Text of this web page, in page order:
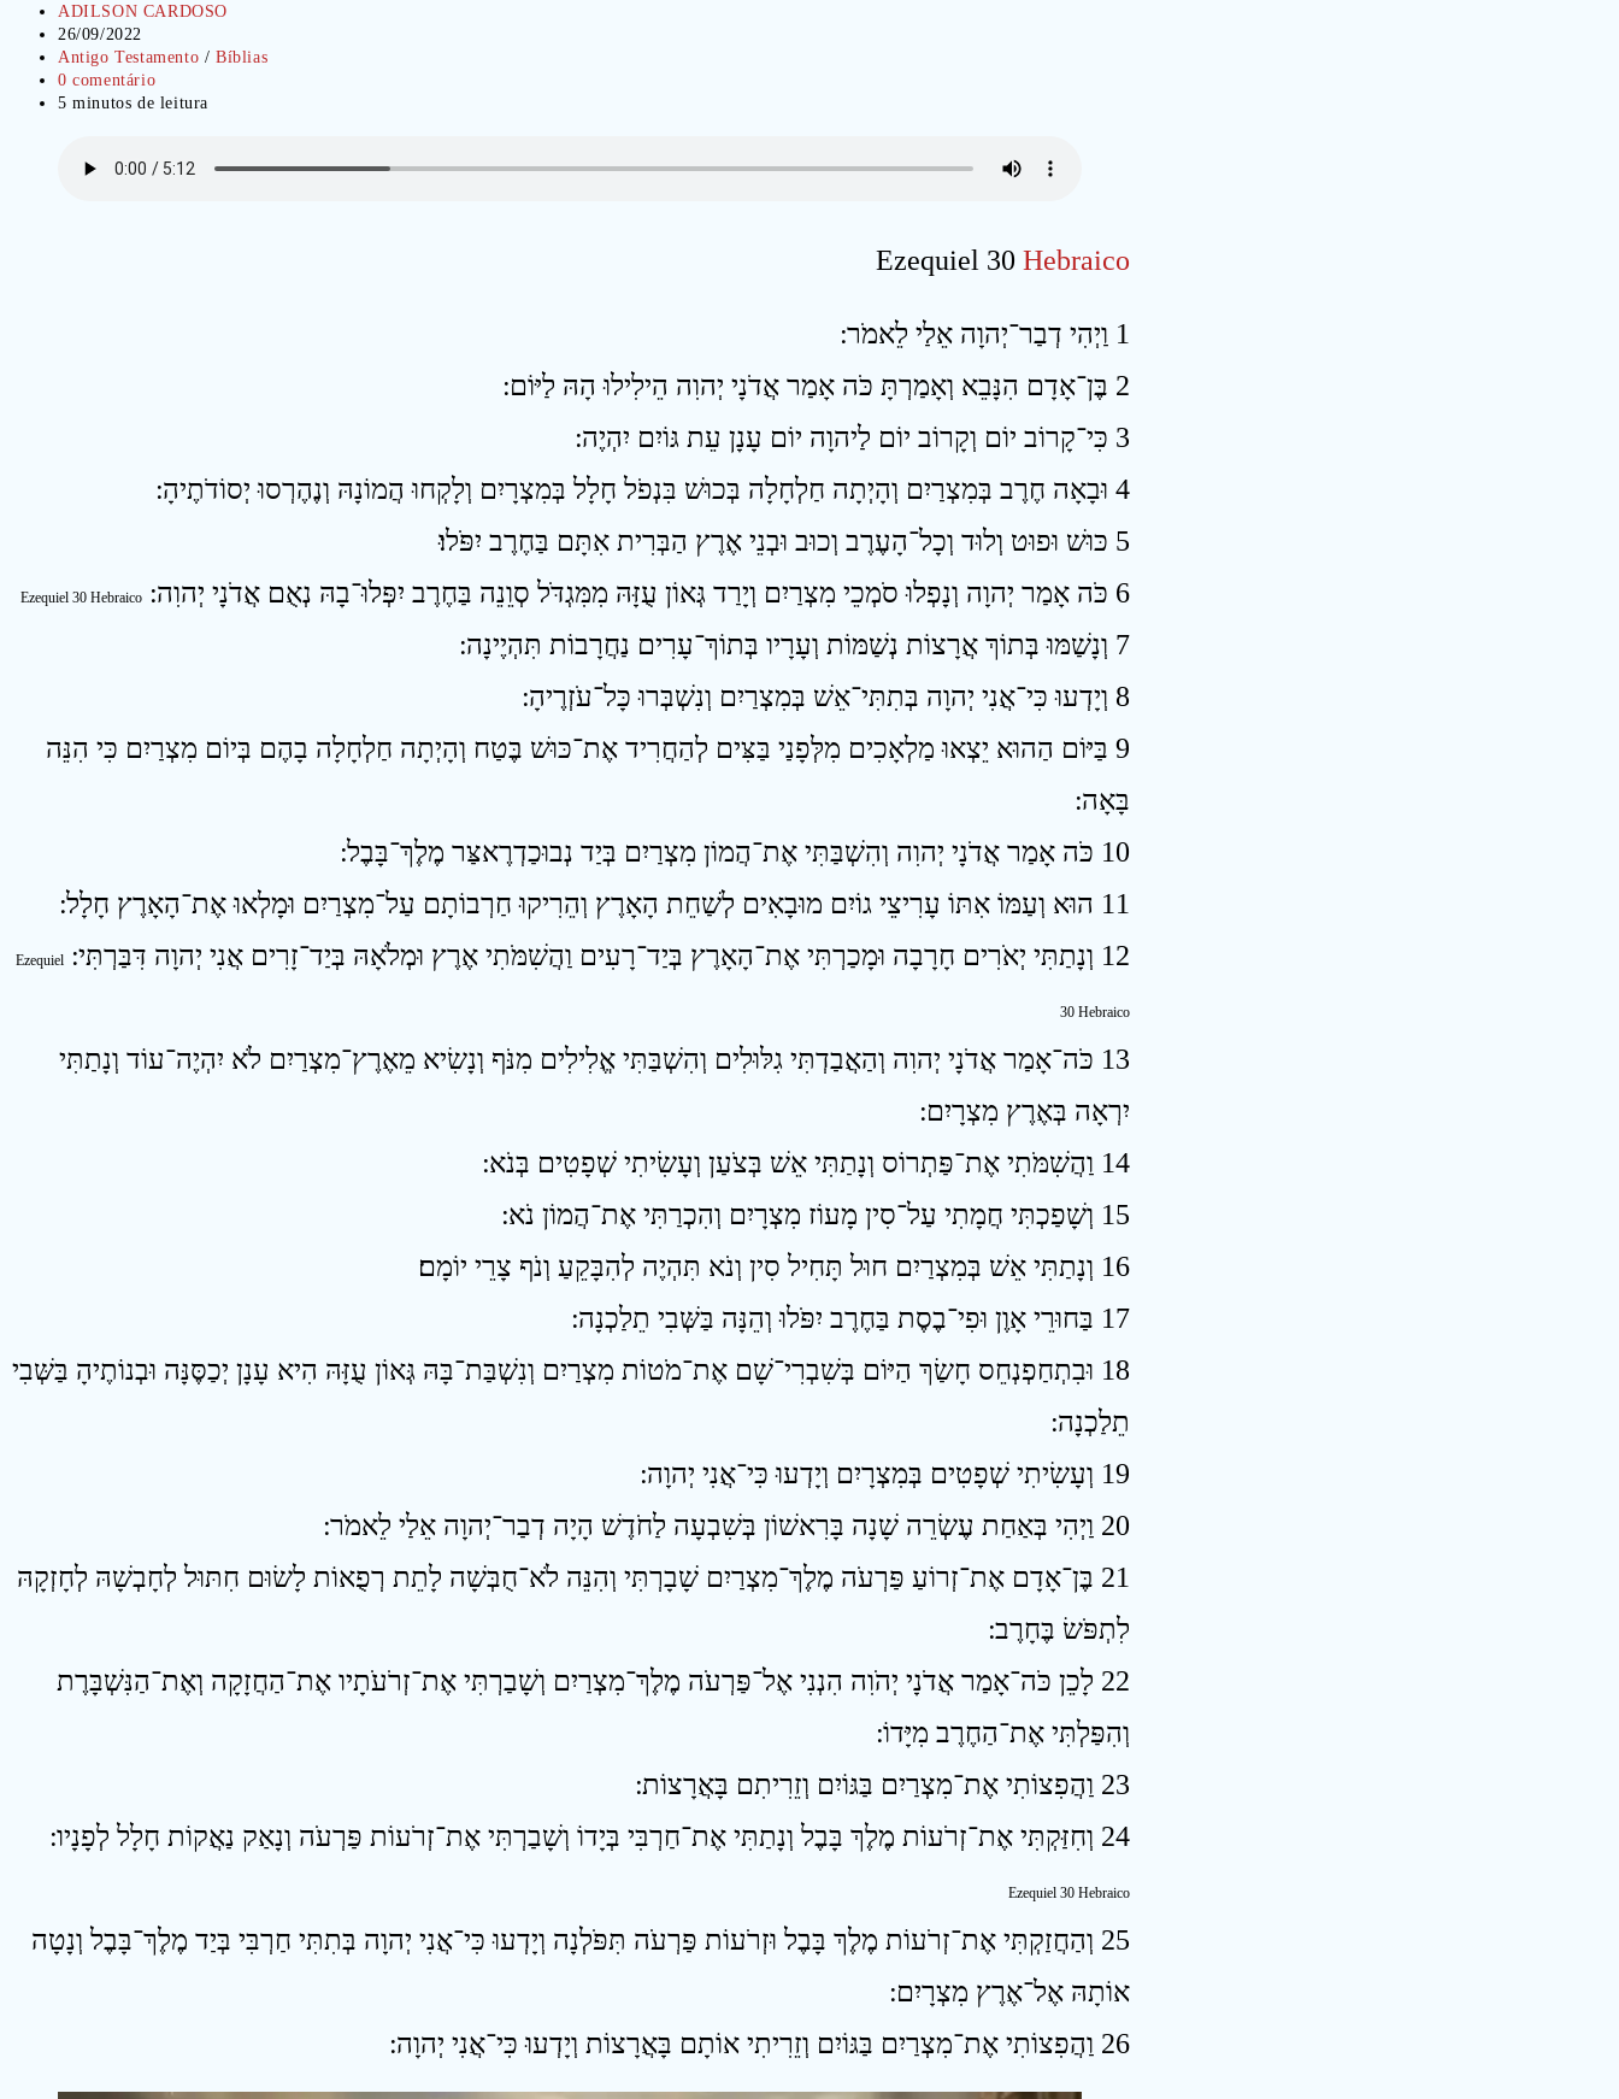
Autor
do
post:
ADILSON CARDOSO
Post
publicado:
26/09/2022
Categoria
do
post:
Antigo Testamento / Bíblias
Comentários
do
0 comentário
Tempo
5 minutos de leitura
Ezequiel 30 Hebraico
1 וַיְהִי דְבַר־יְהוָה אֵלַי לֵאמֹר ׃
2 בֶּן־אָדָם הִנָּבֵא וְאָמַרְתָּ כֹּה אָמַר אֲדֹנָי יְהוִה הֵילִילוּ הָהּ לַיּוֹם ׃
3 כִּי־קָרוֹב יוֹם וְקָרוֹב יוֹם לַיהוָה יוֹם עָנָן עֵת גּוֹיִם יִהְיֶה ׃
4 וּבָאָה חֶרֶב בְּמִצְרַיִם וְהָיְתָה חַלְחָלָה בְּכוּשׁ בִּנְפֹל חָלָל בְּמִצְרָיִם וְלָקְחוּ הֲמוֹנָהּ וְנֶהֶרְסוּ יְסוֹדֹתֶיהָ ׃
5 כּוּשׁ וּפוּט וְלוּד וְכָל־הָעֶרֶב וְכוּב וּבְנֵי אֶרֶץ הַבְּרִית אִתָּם בַּחֶרֶב יִפֹּלוּ׃
6 כֹּה אָמַר יְהוָה וְנָפְלוּ סֹמְכֵי מִצְרַיִם וְיָרַד גְּאוֹן עֻזָּהּ מִמִּגְדֹּל סְוֵנֵה בַּחֶרֶב יִפְּלוּ־בָהּ נְאֻם אֲדֹנָי יְהוִה ׃
Ezequiel 30 Hebraico
7 וְנָשַׁמּוּ בְּתוֹךְ אֲרָצוֹת נְשַׁמּוֹת וְעָרָיו בְּתוֹךְ־עָרִים נַחֲרָבוֹת תִּהְיֶינָה ׃
8 וְיָדְעוּ כִּי־אֲנִי יְהוָה בְּתִתִּי־אֵשׁ בְּמִצְרַיִם וְנִשְׁבְּרוּ כָּל־עֹזְרֶיהָ ׃
9 בַּיּוֹם הַהוּא יֵצְאוּ מַלְאָכִים מִלְּפָנַי בַּצִּים לְהַחֲרִיד אֶת־כּוּשׁ בֶּטַח וְהָיְתָה חַלְחָלָה בָהֶם בְּיוֹם מִצְרַיִם כִּי הִנֵּה
בָּאָה ׃
10 כֹּה אָמַר אֲדֹנָי יְהוִה וְהִשְׁבַּתִּי אֶת־הֲמוֹן מִצְרַיִם בְּיַד נְבוּכַדְרֶאצַּר מֶלֶךְ־בָּבֶל ׃
11 הוּא וְעַמּוֹ אִתּוֹ עָרִיצֵי גוֹיִם מוּבָאִים לְשַׁחֵת הָאָרֶץ וְהֵרִיקוּ חַרְבוֹתָם עַל־מִצְרַיִם וּמָלְאוּ אֶת־הָאָרֶץ חָלָל ׃
12 וְנָתַתִּי יְאֹרִים חָרָבָה וּמָכַרְתִּי אֶת־הָאָרֶץ בְּיַד־רָעִים וַהֲשִׁמֹּתִי אֶרֶץ וּמְלֹאָהּ בְּיַד־זָרִים אֲנִי יְהוָה דִּבַּרְתִּי ׃
Ezequiel
30 Hebraico
13 כֹּה־אָמַר אֲדֹנָי יְהוִה וְהַאֲבַדְתִּי גִלּוּלִים וְהִשְׁבַּתִּי אֱלִילִים מִנֹּף וְנָשִׂיא מֵאֶרֶץ־מִצְרַיִם לֹא יִהְיֶה־עוֹד וְנָתַתִּי
יִרְאָה בְּאֶרֶץ מִצְרָיִם ׃
14 וַהֲשִׁמֹּתִי אֶת־פַּתְרוֹס וְנָתַתִּי אֵשׁ בְּצֹעַן וְעָשִׂיתִי שְׁפָטִים בְּנֹא ׃
15 וְשָׁפַכְתִּי חֲמָתִי עַל־סִין מָעוֹז מִצְרָיִם וְהִכְרַתִּי אֶת־הֲמוֹן נֹא ׃
16 וְנָתַתִּי אֵשׁ בְּמִצְרַיִם חוּל תָּחִיל סִין וְנֹא תִּהְיֶה לְהִבָּקֵעַ וְנֹף צָרֵי יוֹמָם׃
17 בַּחוּרֵי אָוֶן וּפִי־בֶסֶת בַּחֶרֶב יִפֹּלוּ וְהֵנָּה בַּשְּׁבִי תֵלַכְנָה ׃
18 וּבִתְחַפְנְחֵס חָשַׂךְ הַיּוֹם בְּשִׁבְרִי־שָׁם אֶת־מֹטוֹת מִצְרַיִם וְנִשְׁבַּת־בָּהּ גְּאוֹן עֻזָּהּ הִיא עָנָן יְכַסֶּנָּה וּבְנוֹתֶיהָ בַּשְּׁבִי
תֵלַכְנָה ׃
19 וְעָשִׂיתִי שְׁפָטִים בְּמִצְרָיִם וְיָדְעוּ כִּי־אֲנִי יְהוָה ׃
20 וַיְהִי בְּאַחַת עֶשְׂרֵה שָׁנָה בָּרִאשׁוֹן בְּשִׁבְעָה לַחֹדֶשׁ הָיָה דְבַר־יְהוָה אֵלַי לֵאמֹר ׃
21 בֶּן־אָדָם אֶת־זְרוֹעַ פַּרְעֹה מֶלֶךְ־מִצְרַיִם שָׁבָרְתִּי וְהִנֵּה לֹא־חֻבְּשָׁה לָתֵת רְפֻאוֹת לָשׂוּם חִתּוּל לְחָבְשָׁהּ לְחָזְקָהּ
לִתְפֹּשׂ בֶּחָרֶב ׃
22 לָכֵן כֹּה־אָמַר אֲדֹנָי יְהֹוִה הִנְנִי אֶל־פַּרְעֹה מֶלֶךְ־מִצְרַיִם וְשָׁבַרְתִּי אֶת־זְרֹעֹתָיו אֶת־הַחֲזָקָה וְאֶת־הַנִּשְׁבָּרֶת
וְהִפַּלְתִּי אֶת־הַחֶרֶב מִיָּדוֹ ׃
23 וַהֲפִצוֹתִי אֶת־מִצְרַיִם בַּגּוֹיִם וְזֵרִיתִם בָּאֲרָצוֹת ׃
24 וְחִזַּקְתִּי אֶת־זְרֹעוֹת מֶלֶךְ בָּבֶל וְנָתַתִּי אֶת־חַרְבִּי בְּיָדוֹ וְשָׁבַרְתִּי אֶת־זְרֹעוֹת פַּרְעֹה וְנָאַק נַאֲקוֹת חָלָל לְפָנָיו ׃
Ezequiel 30 Hebraico
25 וְהַחֲזַקְתִּי אֶת־זְרֹעוֹת מֶלֶךְ בָּבֶל וּזְרֹעוֹת פַּרְעֹה תִּפֹּלְנָה וְיָדְעוּ כִּי־אֲנִי יְהוָה בְּתִתִּי חַרְבִּי בְּיַד מֶלֶךְ־בָּבֶל וְנָטָה
אוֹתָהּ אֶל־אֶרֶץ מִצְרָיִם ׃
26 וַהֲפִצוֹתִי אֶת־מִצְרַיִם בַּגּוֹיִם וְזֵרִיתִי אוֹתָם בָּאֲרָצוֹת וְיָדְעוּ כִּי־אֲנִי יְהוָה ׃